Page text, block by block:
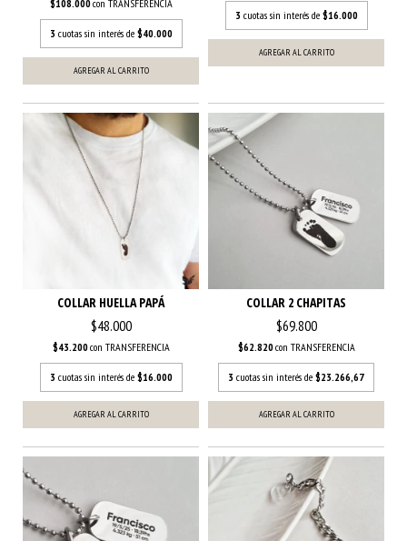
$108.000con TRANSFERENCIA
3 cuotas sin interés de $40.000
AGREGAR AL CARRITO
3 cuotas sin interés de $16.000
AGREGAR AL CARRITO
COLLAR HUELLA PAPÁ
$48.000
$43.200con TRANSFERENCIA
3 cuotas sin interés de $16.000
AGREGAR AL CARRITO
COLLAR 2 CHAPITAS
$69.800
$62.820con TRANSFERENCIA
3 cuotas sin interés de $23.266,67
AGREGAR AL CARRITO